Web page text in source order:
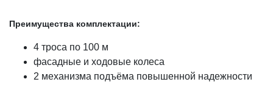
Преимущества комплектации:
4 троса по 100 м
фасадные и ходовые колеса
2 механизма подъёма повышенной надежности